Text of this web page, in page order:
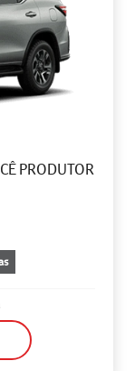
PRODUTOR